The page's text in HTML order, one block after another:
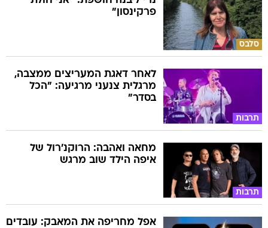
סלבס
פרקינסון"
תרבות
לאחר דאגת המעריצים ממצבה,
מרגלית צנעני מרגיעה: "הכל
בסדר"
תרבות
מחאה ואהבה: הרוקנ'רול של
איפה הילד שוב מרגש
אפל מחריפה את המאבק: עובדים